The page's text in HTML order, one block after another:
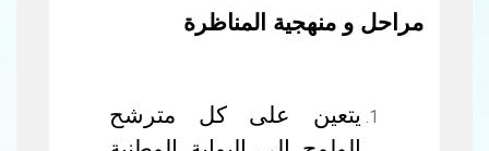
مراحل و منهجية المناظرة
يتعين على كل مترشح